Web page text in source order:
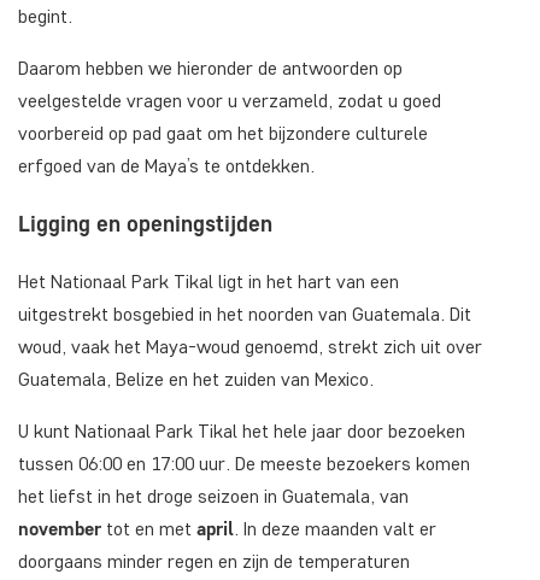
begint.
Daarom hebben we hieronder de antwoorden op
veelgestelde vragen voor u verzameld, zodat u goed
voorbereid op pad gaat om het bijzondere culturele
erfgoed van de Maya’s te ontdekken.
Ligging en openingstijden
Het Nationaal Park Tikal ligt in het hart van een
uitgestrekt bosgebied in het noorden van Guatemala. Dit
woud, vaak het Maya-woud genoemd, strekt zich uit over
Guatemala, Belize en het zuiden van Mexico.
U kunt Nationaal Park Tikal het hele jaar door bezoeken
tussen 06:00 en 17:00 uur. De meeste bezoekers komen
het liefst in het droge seizoen in Guatemala, van
november tot en met april . In deze maanden valt er
doorgaans minder regen en zijn de temperaturen